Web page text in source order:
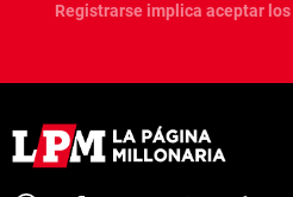
Registrarse implica aceptar los